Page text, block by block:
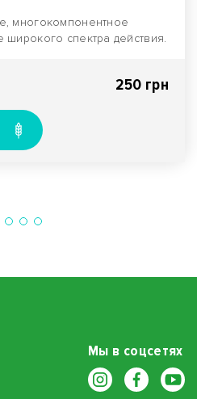
многокомпонентное
спектра действия.
250 грн
Мы в соцсетях